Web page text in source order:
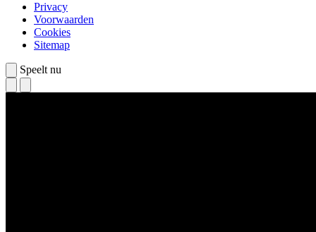
Privacy
Voorwaarden
Cookies
Sitemap
Speelt nu